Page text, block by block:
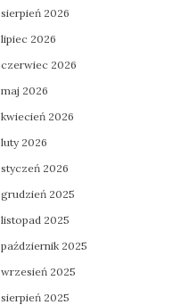
sierpień 2026
lipiec 2026
czerwiec 2026
maj 2026
kwiecień 2026
luty 2026
styczeń 2026
grudzień 2025
listopad 2025
październik 2025
wrzesień 2025
sierpień 2025